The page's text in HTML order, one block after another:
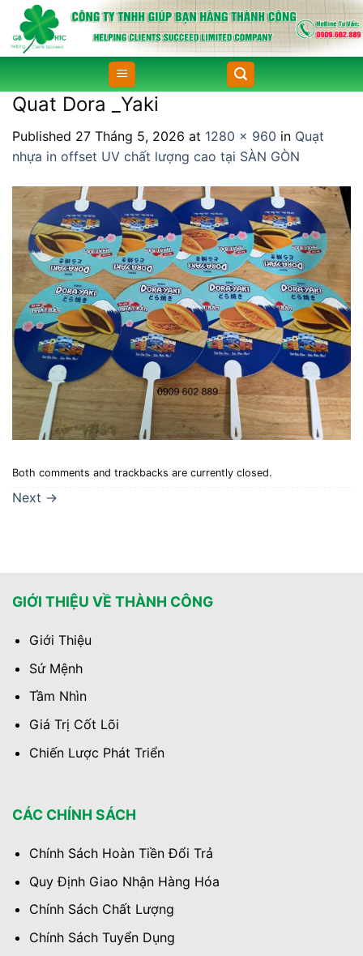
Skip
content
Quat Dora _Yaki
Published 27 Tháng 5, 2026 at 1280 × 960 in Quạt
nhựa in offset UV chất lượng cao tại SÀN GÒN
Both comments and trackbacks are currently closed.
Next →
GIỚI THIỆU VỀ THÀNH CÔNG
Giới Thiệu
Sứ Mệnh
Tầm Nhìn
Giá Trị Cốt Lõi
Chiến Lược Phát Triển
CÁC CHÍNH SÁCH
Chính Sách Hoàn Tiền Đổi Trả
Quy Định Giao Nhận Hàng Hóa
Chính Sách Chất Lượng
Chính Sách Tuyển Dụng